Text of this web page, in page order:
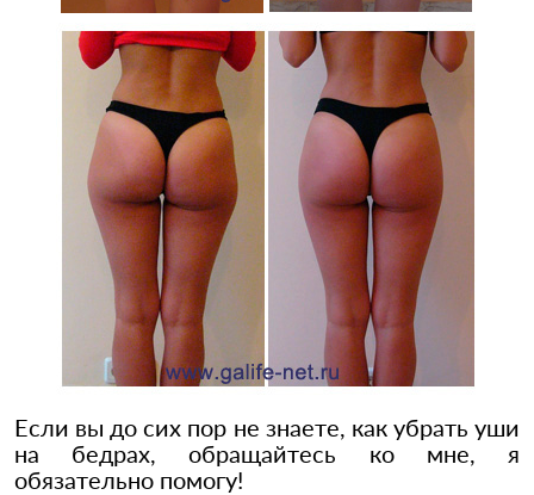
Если вы до сих пор не знаете, как убрать уши
на бедрах, обращайтесь ко мне, я
обязательно помогу!